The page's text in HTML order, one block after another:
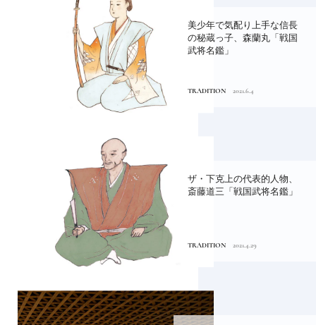
美少年で気配り上手な信長
の秘蔵っ子、森蘭丸「戦国
武将名鑑」
TRADITION 2021.6.4
ザ・下克上の代表的人物、
斎藤道三「戦国武将名鑑」
TRADITION 2021.4.29